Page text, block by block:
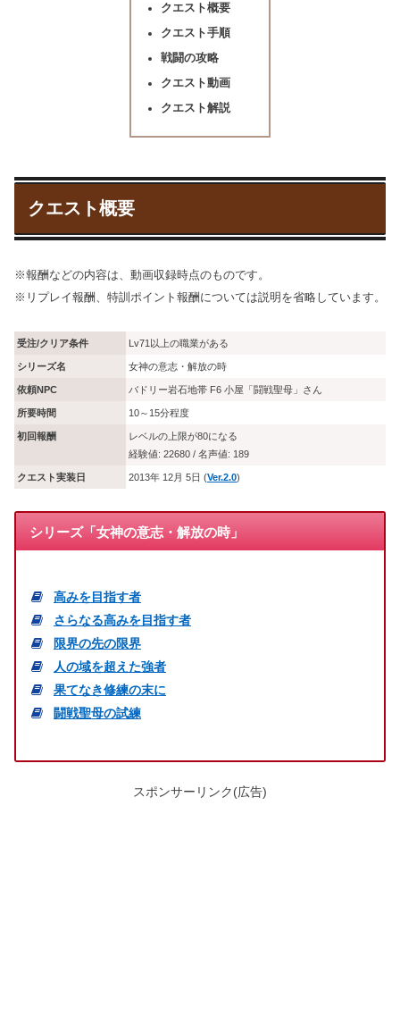
クエスト概要
クエスト手順
戦闘の攻略
クエスト動画
クエスト解説
クエスト概要
※報酬などの内容は、動画収録時点のものです。
※リプレイ報酬、特訓ポイント報酬については説明を省略しています。
受注/クリア条件 Lv71以上の職業がある
シリーズ名 女神の意志・解放の時
依頼NPC バドリー岩石地帯 F6 小屋「闘戦聖母」さん
所要時間 10～15分程度
初回報酬
レベルの上限が80になる
経験値: 22680 / 名声値: 189
クエスト実装日 2013年 12月 5日 (Ver.2.0)
シリーズ「女神の意志・解放の時」
高みを目指す者
さらなる高みを目指す者
限界の先の限界
人の域を超えた強者
果てなき修練の末に
闘戦聖母の試練
スポンサーリンク(広告)